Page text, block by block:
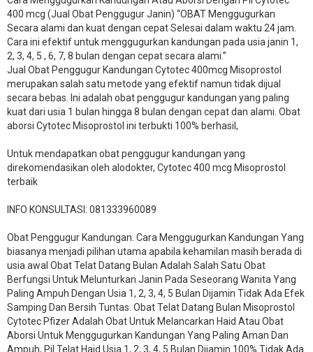
400 mcg (Jual Obat Penggugur Janin) “OBAT Menggugurkan
Secara alami dan kuat dengan cepat Selesai dalam waktu 24 jam.
Cara ini efektif untuk menggugurkan kandungan pada usia janin 1,
2, 3, 4, 5 , 6, 7, 8 bulan dengan cepat secara alami.”
Jual Obat Penggugur Kandungan Cytotec 400mcg Misoprostol
merupakan salah satu metode yang efektif namun tidak dijual
secara bebas. Ini adalah obat penggugur kandungan yang paling
kuat dari usia 1 bulan hingga 8 bulan dengan cepat dan alami. Obat
aborsi Cytotec Misoprostol ini terbukti 100% berhasil,
Untuk mendapatkan obat penggugur kandungan yang
direkomendasikan oleh alodokter, Cytotec 400 mcg Misoprostol
terbaik
INFO KONSULTASI: 081333960089
​Obat Penggugur Kandungan. Cara Menggugurkan Kandungan Yang
biasanya menjadi pilihan utama apabila kehamilan masih berada di
usia awal Obat Telat Datang Bulan Adalah Salah Satu Obat
Berfungsi Untuk Melunturkan Janin Pada Seseorang Wanita Yang
Paling Ampuh Dengan Usia 1, 2, 3, 4, 5 Bulan Dijamin Tidak Ada Efek
Samping Dan Bersih Tuntas. Obat Telat Datang Bulan Misoprostol
Cytotec Pfizer Adalah Obat Untuk Melancarkan Haid Atau Obat
Aborsi Untuk Menggugurkan Kandungan Yang Paling Aman Dan
Ampuh, Pil Telat Haid Usia 1, 2, 3, 4, 5 Bulan Dijamin 100% Tidak Ada